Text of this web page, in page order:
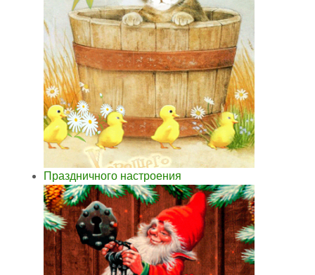
Праздничного настроения